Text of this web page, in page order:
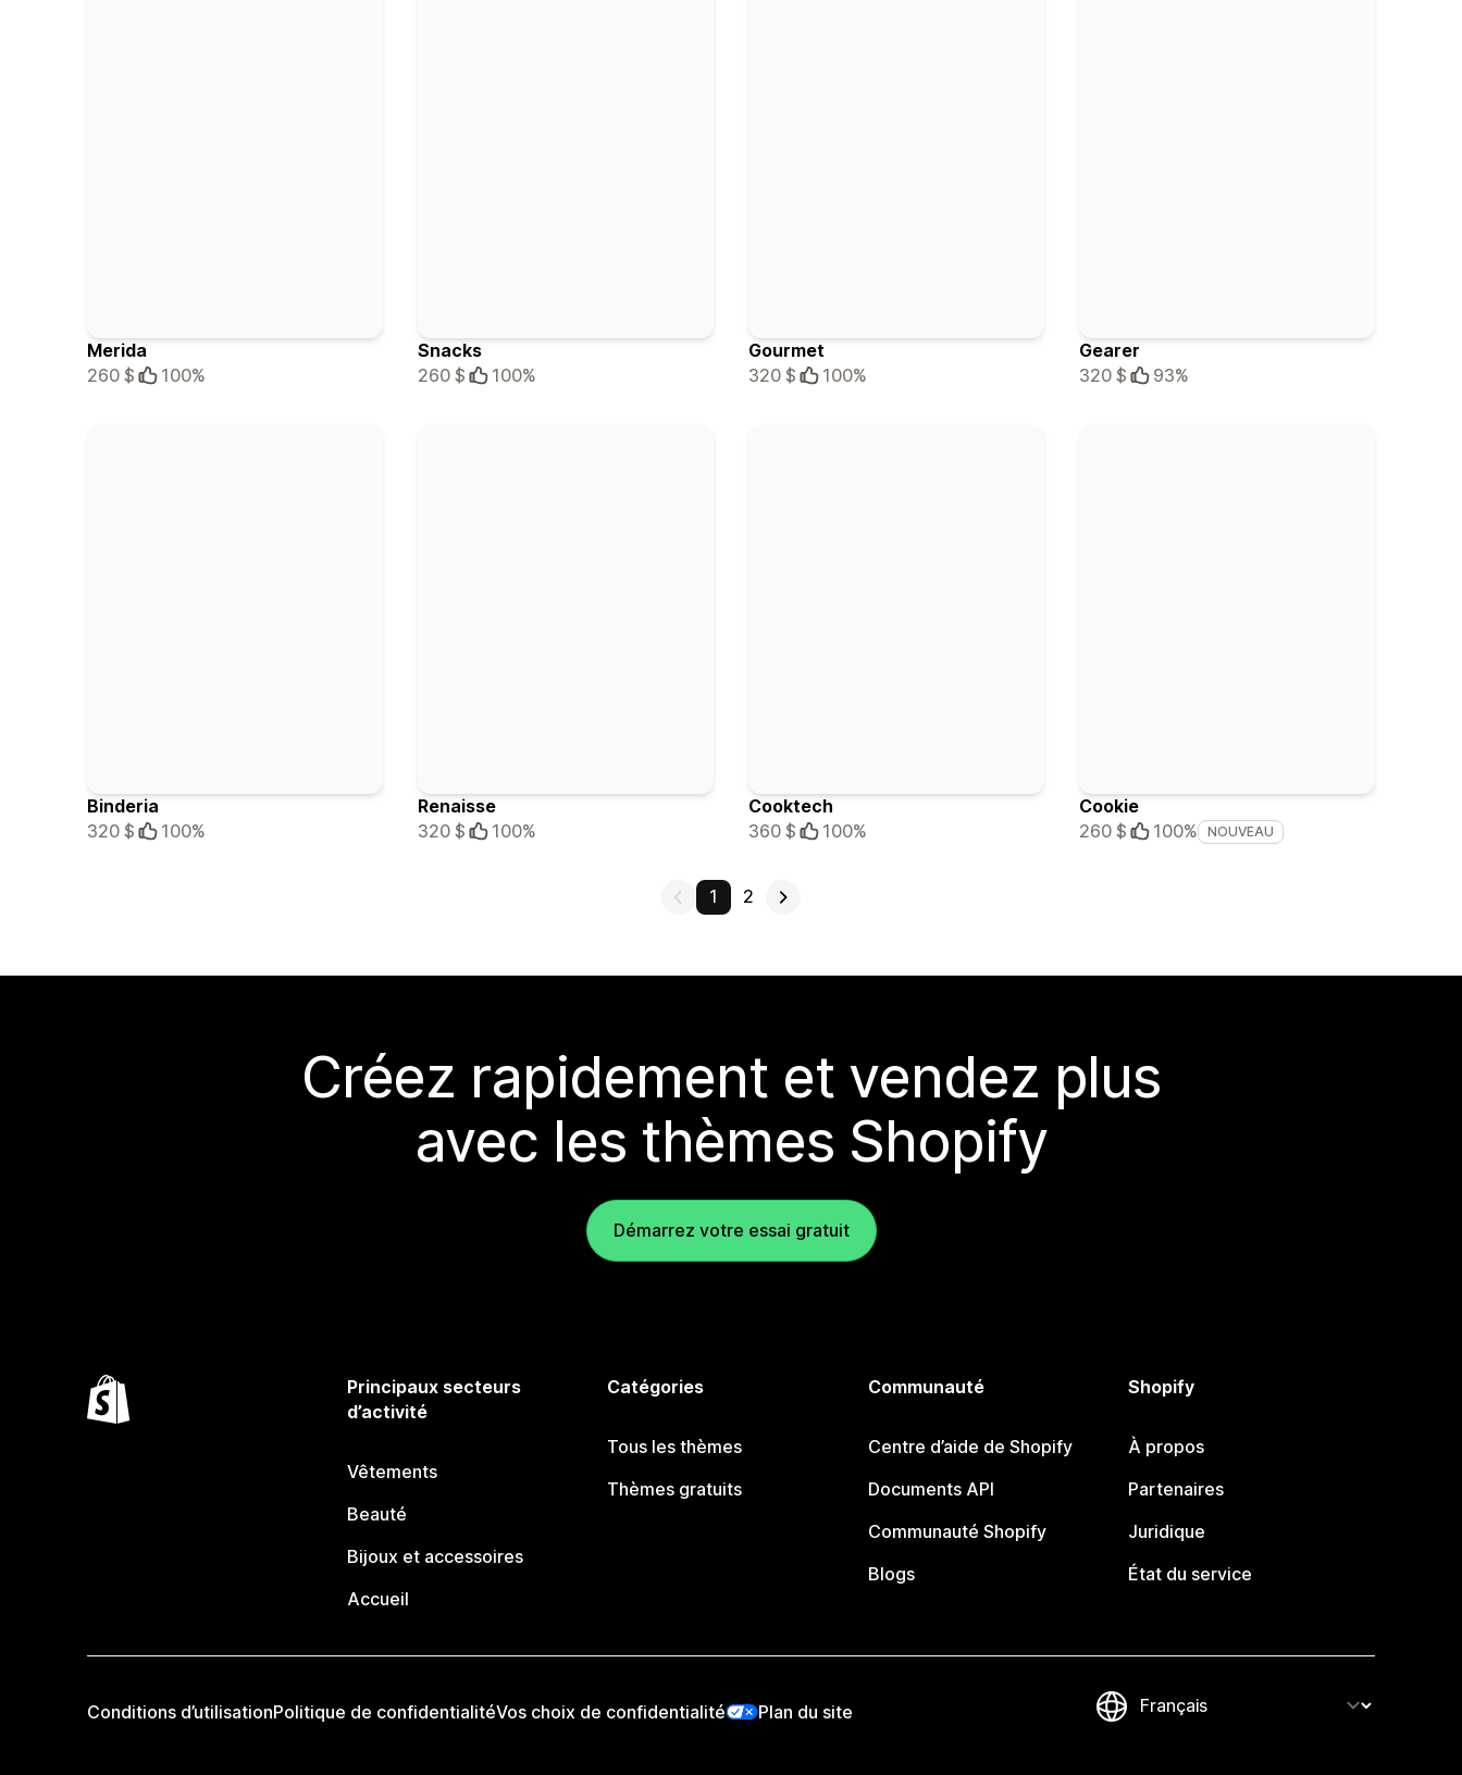
Merida
260 $
100%
Snacks
260 $
100%
Gourmet
320 $
100%
Gearer
320 $
93%
Binderia
320 $
100%
Renaisse
320 $
100%
Cooktech
360 $
100%
Cookie
260 $
100% NOUVEAU
1 2
Créez rapidement et vendez plus
avec les thèmes Shopify
Démarrez votre essai gratuit
Principaux secteurs
d’activité
Vêtements
Beauté
Bijoux et accessoires
Accueil
Catégories
Tous les thèmes
Thèmes gratuits
Communauté
Centre d’aide de Shopify
Documents API
Communauté Shopify
Blogs
Shopify
À propos
Partenaires
Juridique
État du service
Conditions d’utilisationPolitique de confidentialitéVos choix de confidentialité Plan du site